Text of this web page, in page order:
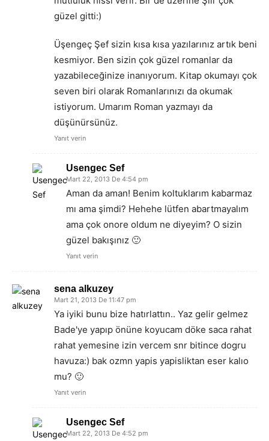
güzel gitti:)
Üşengeç Şef sizin kısa kısa yazılarınız artık beni
kesmiyor. Ben sizin çok güzel romanlar da
yazabileceğinize inanıyorum. Kitap okumayı çok
seven biri olarak Romanlarınızı da okumak
istiyorum. Umarım Roman yazmayı da
düşünürsünüz.
Yanıt verin
Usengec Sef
Mart 22, 2013 De 4:54 pm
Aman da aman! Benim koltuklarım kabarmaz
mı ama şimdi? Hehehe lütfen abartmayalım
ama çok onore oldum ne diyeyim? O sizin
güzel bakışınız 🙂
Yanıt verin
sena alkuzey
Mart 21, 2013 De 11:47 pm
Ya iyiki bunu bize hatırlattın.. Yaz gelir gelmez
Bade'ye yapıp önüne koyucam döke saca rahat
rahat yemesine izin vercem snr bitince dogru
havuza:) bak ozmn yapis yapisliktan eser kalıo
mu? 🙂
Yanıt verin
Usengec Sef
Mart 22, 2013 De 4:52 pm